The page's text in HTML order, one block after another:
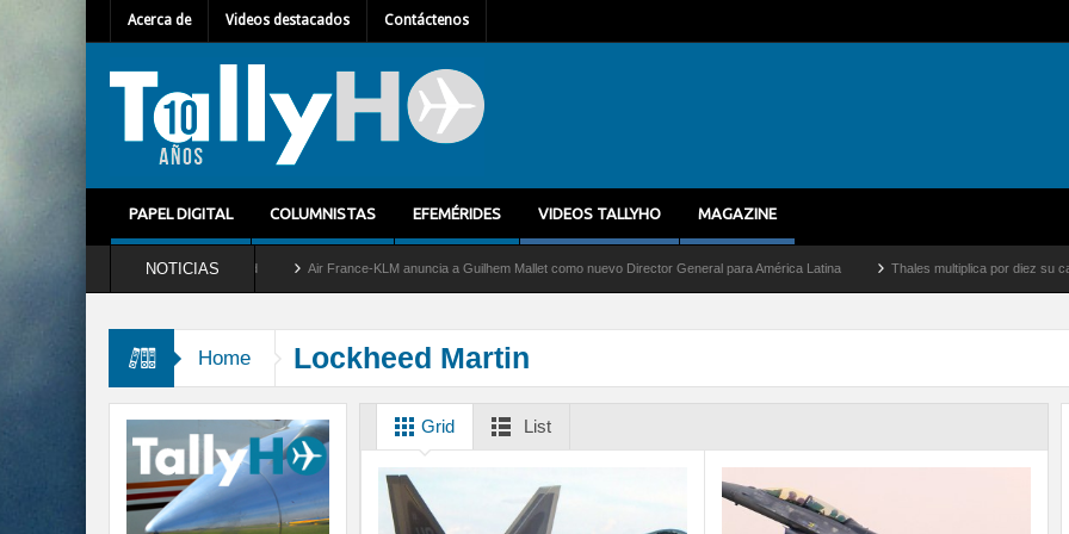
Acerca de Videos destacados Contáctenos
PAPEL DIGITAL COLUMNISTAS EFEMÉRIDES VIDEOS TALLYHO MAGAZINE
NOTICIAS
del servicio al C-2 Greyhound Air France-KLM anuncia a Guilhem Mallet como nuevo Director General para América Latina Thales multiplica por diez su capacidad
Home Lockheed Martin
Grid List